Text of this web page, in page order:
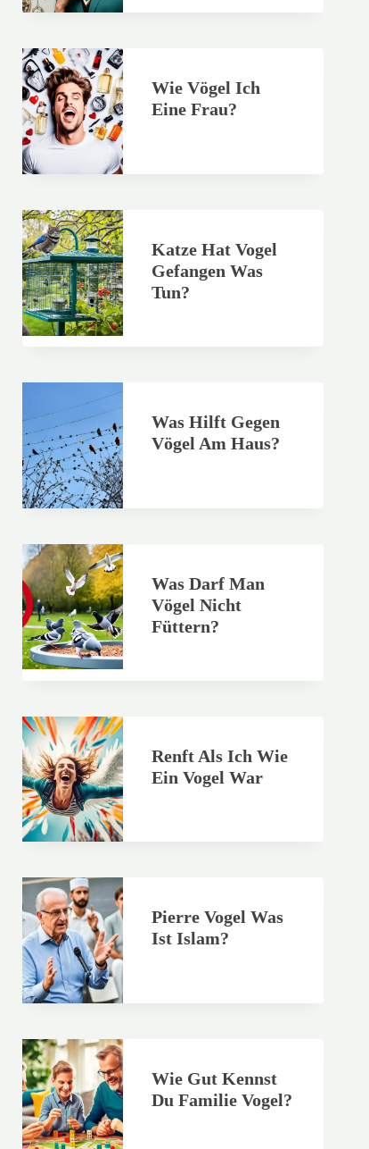
Wie Vögel Ich
Eine Frau?
Katze Hat Vogel
Gefangen Was
Tun?
Was Hilft Gegen
Vögel Am Haus?
Was Darf Man
Vögel Nicht
Füttern?
Renft Als Ich Wie
Ein Vogel War
Pierre Vogel Was
Ist Islam?
Wie Gut Kennst
Du Familie Vogel?